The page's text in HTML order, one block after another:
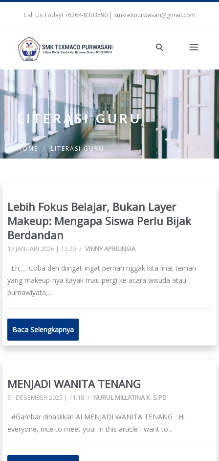
Call Us Today! +6264-8303590 | smktexpurwasari@gmail.com
LITERASI GURU
HOME LITERASI GURU
Lebih Fokus Belajar, Bukan Layer
Makeup: Mengapa Siswa Perlu Bijak
Berdandan
13 JANUARI 2026 | 13:20 / VINNY APRILINSIA
Eh,.... Coba deh diingat-ingat pernah nggak kita lihat teman
yang makeup-nya kayak mau pergi ke acara wisuda atau
purnawiyata,...
Baca Selengkapnya
MENJADI WANITA TENANG
31 DESEMBER 2025 | 11:18 / NURUL MILLATINA K. S.PD
#Gambar dihasilkan AI MENJADI WANITA TENANG Hi
everyone, nice to meet you. In this article I want to...